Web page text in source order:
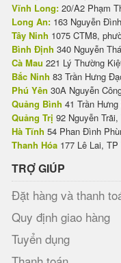
Vĩnh Long: 20/A2 Phạm
Long An: 163 Nguyễn
Tây Ninh 1075 CTM8,
Bình Định 340 Nguyễn
Cà Mau 221 Lý Thường
Bắc Ninh 83 Trần Hưng
Phú Yên 30A Nguyễn
Quảng Bình 41 Trần
Quảng Trị 92 Nguyễn
Hà Tĩnh 54 Phan Đình
Thanh Hóa 177 Lê Lai,
TRỢ GIÚP
Đặt hàng và thanh
Quy định giao hàng
Tuyển dụng